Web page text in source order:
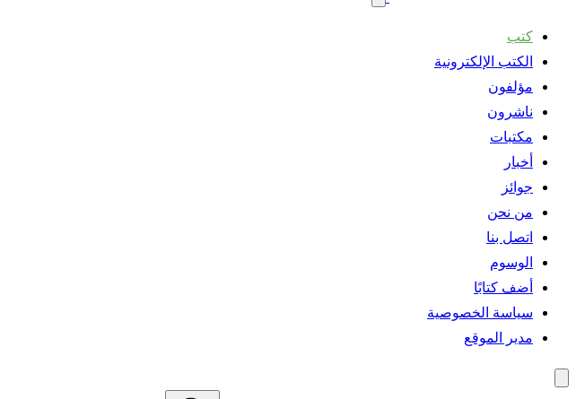
كتب
الكتب الإلكترونية
مؤلفون
ناشرون
مكتبات
أخبار
جوائز
من نحن
اتصل بنا
الوسوم
أضف كتابًا
سياسة الخصوصية
مدير الموقع